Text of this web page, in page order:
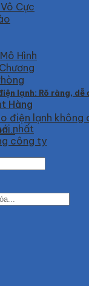
Cực
Hình
Hàng
nhất
công ty
lạnh: Rõ ràng,
điện lạnh không